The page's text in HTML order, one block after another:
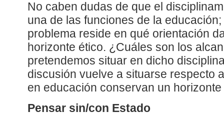
No caben dudas de que el
una de las funciones de la
problema reside en qué orientación
horizonte ético. ¿Cuáles son los
pretendemos situar en dicho
discusión vuelve a situarse respecto
en educación conservan un horizonte
Pensar sin/con Estado